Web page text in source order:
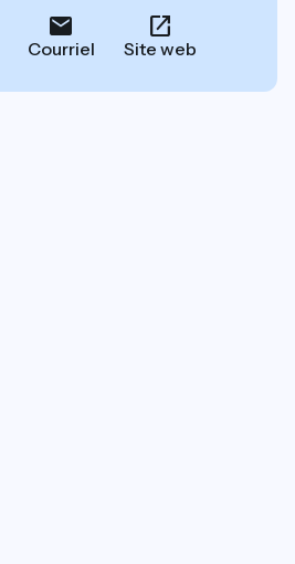
Courriel Site web